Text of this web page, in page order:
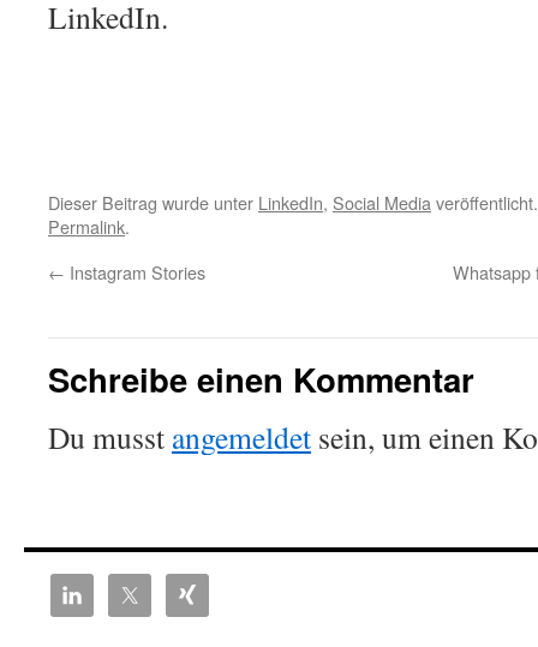
LinkedIn.
Dieser Beitrag wurde unter LinkedIn, Social Media
Permalink.
← Instagram Stories Whatsapp
Schreibe einen Kommentar
Du musst angemeldet sein, um einen